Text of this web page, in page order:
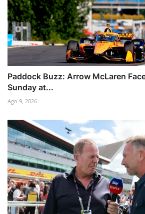
Paddock Buzz: Arrow McLaren
Sunday at...
Ago 9, 2026